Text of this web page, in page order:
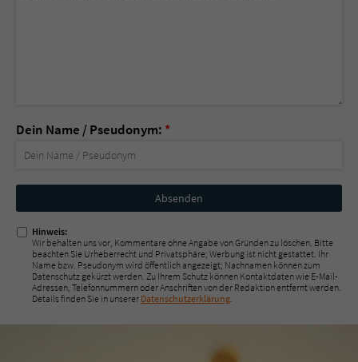
Dein Name / Pseudonym: *
Nicht
ausfüllen!
Hinweis:
Wir behalten uns vor, Kommentare ohne Angabe von Gründen zu löschen. Bitte
beachten Sie Urheberrecht und Privatsphäre; Werbung ist nicht gestattet. Ihr
Name bzw. Pseudonym wird öffentlich angezeigt; Nachnamen können zum
Datenschutz gekürzt werden. Zu Ihrem Schutz können Kontaktdaten wie E-Mail-
Adressen, Telefonnummern oder Anschriften von der Redaktion entfernt werden.
Details finden Sie in unserer Datenschutzerklärung.